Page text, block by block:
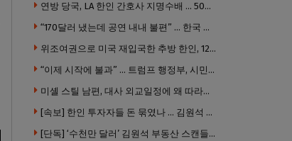
연방 당국, LA 한인 간호사 지명수배 … 500만 달러 메디캐어 사기, 선고 직전 한국 도주
“170달러 냈는데 공연 내내 불편” … 한국 코미디언 LA공연, 음향 불량에 외모 비하 개그 논란
위조여권으로 미국 재입국한 추방 한인, 120만 달러 은행 사기 행각
“이제 시작에 불과” … 트럼프 행정부, 시민권 박탈 본격화
미셸 스틸 남편, 대사 외교일정에 왜 따라갔나 … “매우 이례적”
[속보] 한인 투자자들 돈 묶였나 … 김원석 회사들 챕터7 강제파산·자진파산 잇따라 신청
[단독] ‘수천만 달러’ 김원석 부동산 스캔들 새 국면 … 한인 투자자들 소송 잇따라 ‘디폴트’ 절차